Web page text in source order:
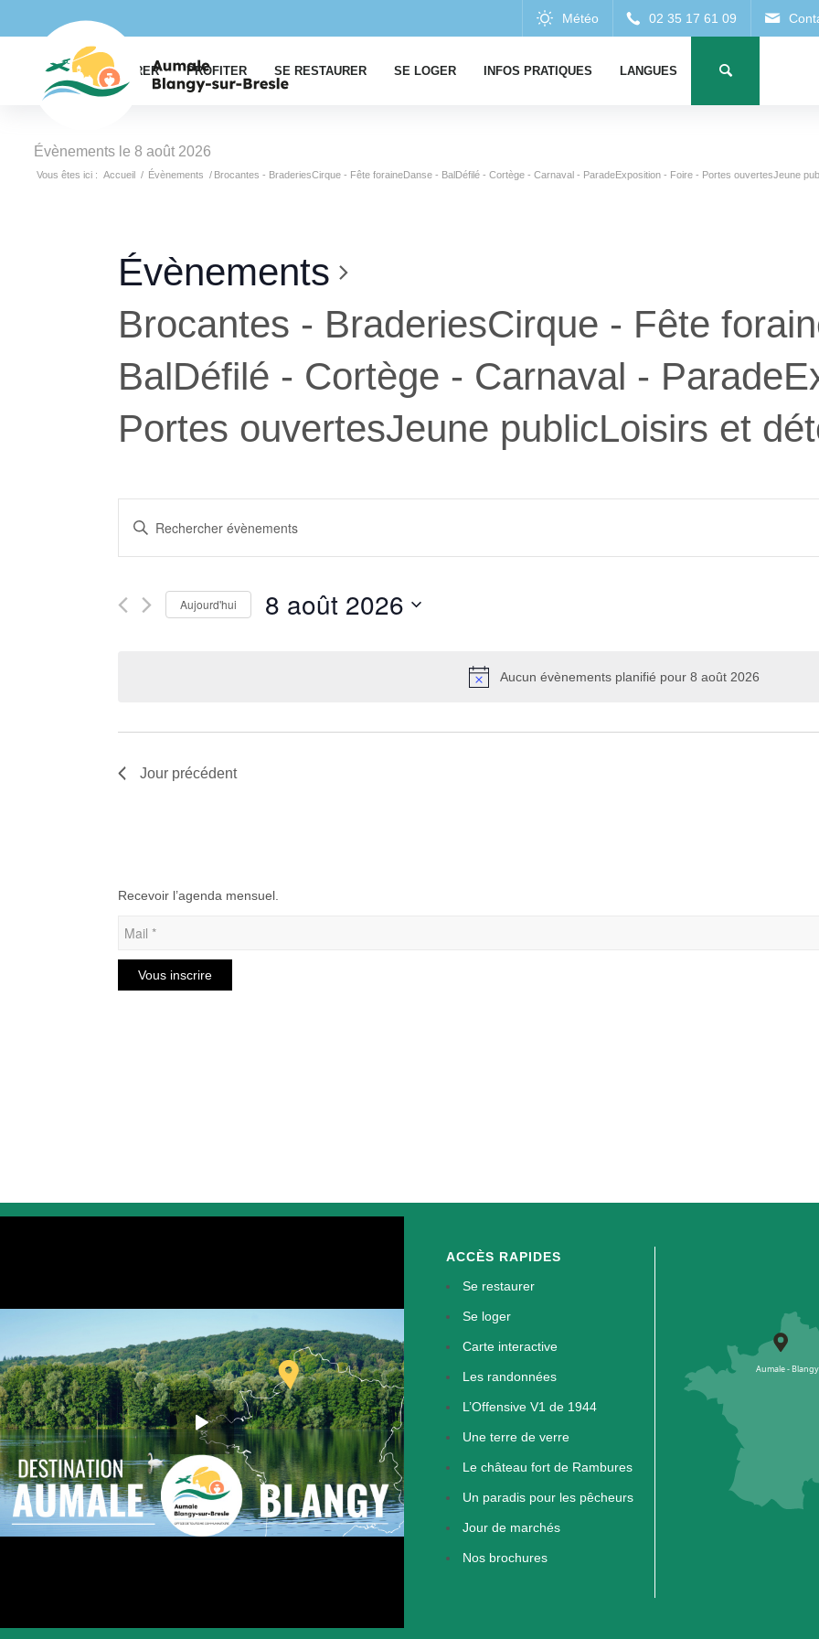
EXPLORER PROFITER SE RESTAURER SE LOGER INFOS PRATIQUES LANGUES
Évènements le 8 août 2026
Vous êtes ici : Accueil / Évènements / Brocantes - BraderiesCirque - Fête foraineDanse - BalDéfilé - Cortège - Carnaval - ParadeExposition - Foire - Portes ouvertesJeune
Aucun évènements planifié pour 8 août 2026
Évènements
Brocantes - BraderiesCirque - Fête
BalDéfilé - Cortège - Carnaval -
Portes ouvertesJeune publicLoisirs et
et
navigation
de
vues
Saisir
ÉvènementsAujourd'hui 8 août 2026
Jour précédent
Recevoir l’agenda mensuel.
ACCÈS RAPIDES
Se restaurer
Se loger
Carte interactive
Les randonnées
L’Offensive V1 de 1944
Une terre de verre
Le château fort de Rambures
Un paradis pour les pêcheurs
Jour de marchés
Nos brochures